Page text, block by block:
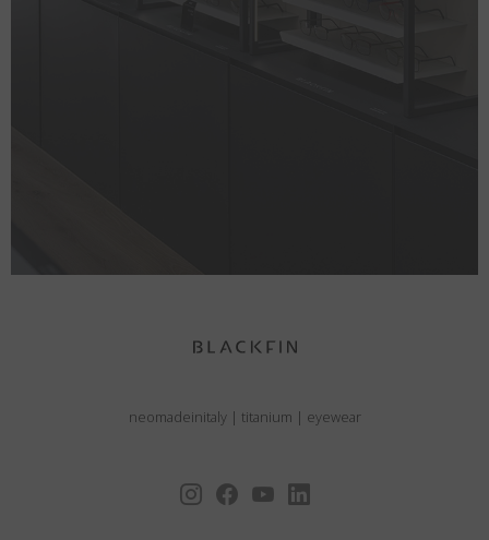
neomadeinitaly | titanium | eyewear